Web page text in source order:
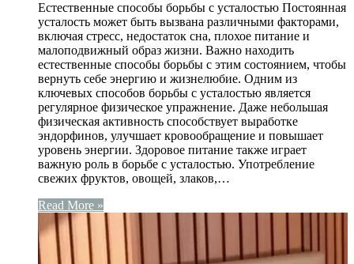
Естественные способы борьбы с усталостью Постоянная
усталость может быть вызвана различными факторами,
включая стресс, недостаток сна, плохое питание и
малоподвижный образ жизни. Важно находить
естественные способы борьбы с этим состоянием, чтобы
вернуть себе энергию и жизнелюбие. Одним из
ключевых способов борьбы с усталостью является
регулярное физическое упражнение. Даже небольшая
физическая активность способствует выработке
эндорфинов, улучшает кровообращение и повышает
уровень энергии. Здоровое питание также играет
важную роль в борьбе с усталостью. Употребление
свежих фруктов, овощей, злаков,…
Read More »